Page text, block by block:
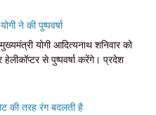
ने की पुष्पवर्षा
योगी आदित्यनाथ शनिवार को
हेलीकॉप्टर से पुष्पवर्षा करेंगे। प्रदेश
की तरह रंग बदलती है